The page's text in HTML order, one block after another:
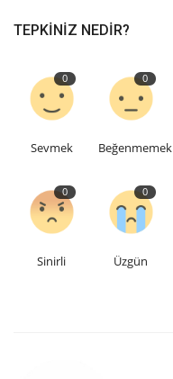
Dilim
English
TEPKINIZ NEDIR?
0
Sevmek
0
Beğenmemek
0
Sinirli
0
Üzgün